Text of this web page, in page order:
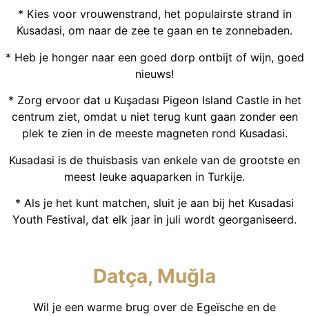
* Kies voor vrouwenstrand, het populairste strand in
Kusadasi, om naar de zee te gaan en te zonnebaden.
* Heb je honger naar een goed dorp ontbijt of wijn, goed
nieuws!
* Zorg ervoor dat u Kuşadası Pigeon Island Castle in het
centrum ziet, omdat u niet terug kunt gaan zonder een
plek te zien in de meeste magneten rond Kusadasi.
Kusadasi is de thuisbasis van enkele van de grootste en
meest leuke aquaparken in Turkije.
* Als je het kunt matchen, sluit je aan bij het Kusadasi
Youth Festival, dat elk jaar in juli wordt georganiseerd.
Datça, Muğla
Wil je een warme brug over de Egeïsche en de